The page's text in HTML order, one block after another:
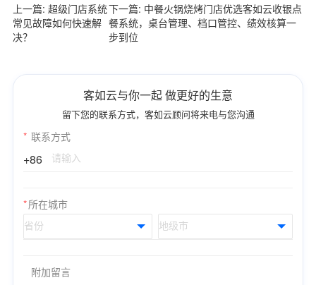
上一篇: 超级门店系统
常见故障如何快速解
决？
下一篇: 中餐火锅烧烤门店优选客如云收银点
餐系统，桌台管理、档口管控、绩效核算一
步到位
客如云与你一起 做更好的生意
留下您的联系方式，客如云顾问将来电与您沟通
* 联系方式
+86
*所在城市
附加留言